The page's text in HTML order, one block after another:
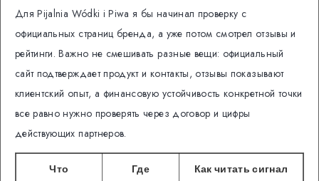
Для Pijalnia Wódki i Piwa я бы начинал проверку с
официальных страниц бренда, а уже потом смотрел отзывы и
рейтинги. Важно не смешивать разные вещи: официальный
сайт подтверждает продукт и контакты, отзывы показывают
клиентский опыт, а финансовую устойчивость конкретной точки
все равно нужно проверять через договор и цифры
действующих партнеров.
Что
Где
Как читать сигнал